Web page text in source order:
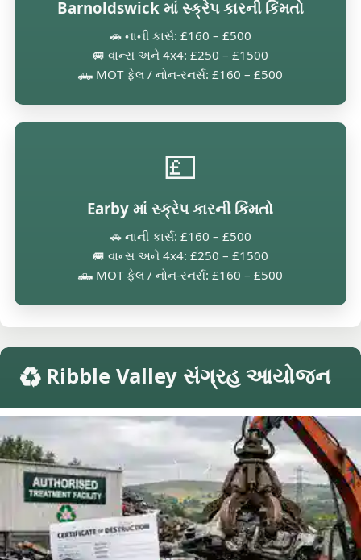
Barnoldswick માં સ્ક્રેપ કારની કિંમતો
🚗 નાની કાર્સ: £160 – £500
🚐 વાન્સ અને 4x4: £250 – £1500
🛻 MOT ફેલ / નોન-રનર્સ: £160 – £500
💷
Earby માં સ્ક્રેપ કારની કિંમતો
🚗 નાની કાર્સ: £160 – £500
🚐 વાન્સ અને 4x4: £250 – £1500
🛻 MOT ફેલ / નોન-રનર્સ: £160 – £500
♻️ Ribble Valley સંગ્રહ આયોજન